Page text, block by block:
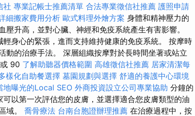
社 專業記帳士推薦清單 合法專業徵信社推薦 護照申請
細搬家費用分析 歐式料理外燴方案 身體和精神壓力的
升高，並對心臟、神經和免疫系統產生有害影響。
輕身心的緊張，進而支持維持健康的免疫系統。 按摩時
動的治療手法。 深層組織按摩對於長時間坐著或站立
90 了解助聽器價格範圍 高雄徵信社推薦 居家清潔每
樣化自助餐選擇 墓園規劃與選擇 舒適的養護中心環境
地曝光的Local SEO 外商投資設立公司專業協助 分鐘的
可以第一次評估您的皮膚，並選擇適合您皮膚類型的油
域。 喬骨療法 台南台胞證辦理推薦 在治療過程中，按